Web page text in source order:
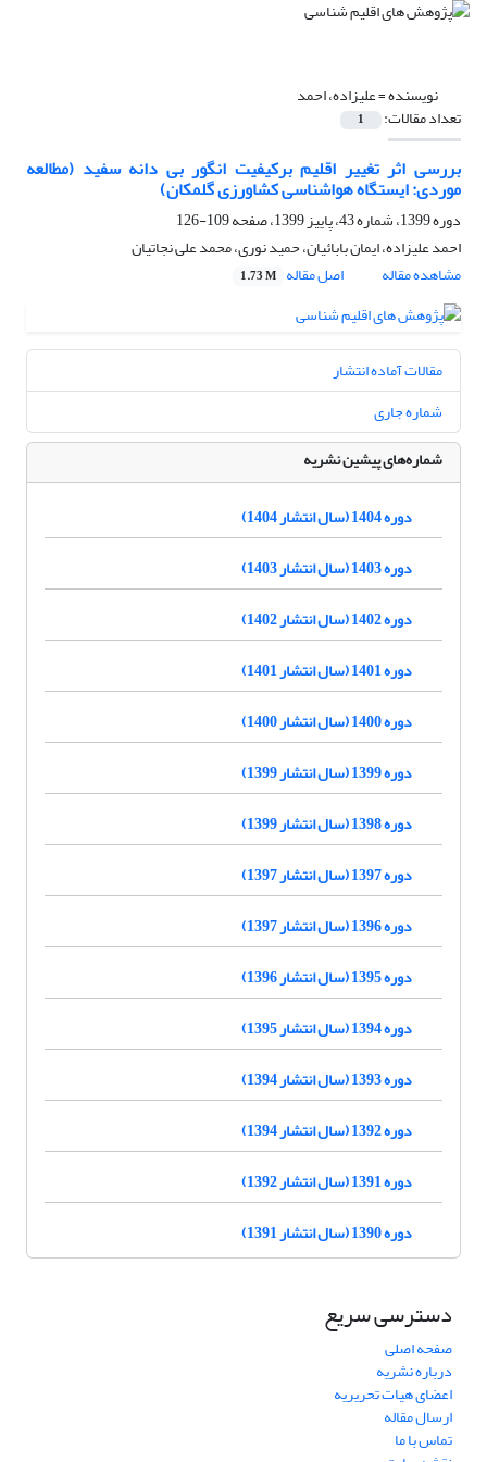
نویسنده =علیزاده، احمد
تعداد مقالات: 1
بررسی اثر تغییر اقلیم برکیفیت انگور بی دانه سفید (مطالعه
موردی: ایستگاه هواشناسی کشاورزی گلمکان)
دوره 1399، شماره 43، پاییز 1399، صفحه
109-126
احمد علیزاده، ایمان بابائیان، حمید نوری، محمد علی نجاتیان
مشاهده مقاله
اصل مقاله 1.73 M
مقالات آماده انتشار
شماره جاری
شماره‌های پیشین نشریه
دوره 1404 (سال انتشار 1404)
دوره 1403 (سال انتشار 1403)
دوره 1402 (سال انتشار 1402)
دوره 1401 (سال انتشار 1401)
دوره 1400 (سال انتشار 1400)
دوره 1399 (سال انتشار 1399)
دوره 1398 (سال انتشار 1399)
دوره 1397 (سال انتشار 1397)
دوره 1396 (سال انتشار 1397)
دوره 1395 (سال انتشار 1396)
دوره 1394 (سال انتشار 1395)
دوره 1393 (سال انتشار 1394)
دوره 1392 (سال انتشار 1394)
دوره 1391 (سال انتشار 1392)
دوره 1390 (سال انتشار 1391)
دسترسی سریع
صفحه اصلی
درباره نشریه
اعضای هیات تحریریه
ارسال مقاله
تماس با ما